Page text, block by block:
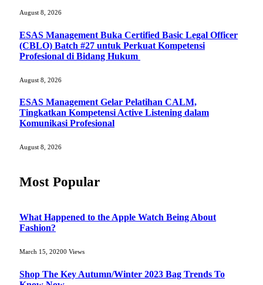
August 8, 2026
ESAS Management Buka Certified Basic Legal Officer
(CBLO) Batch #27 untuk Perkuat Kompetensi
Profesional di Bidang Hukum
August 8, 2026
ESAS Management Gelar Pelatihan CALM,
Tingkatkan Kompetensi Active Listening dalam
Komunikasi Profesional
August 8, 2026
Most Popular
What Happened to the Apple Watch Being About
Fashion?
March 15, 20200 Views
Shop The Key Autumn/Winter 2023 Bag Trends To